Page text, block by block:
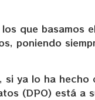
que
poniendo
ya lo ha
(DPO) está a